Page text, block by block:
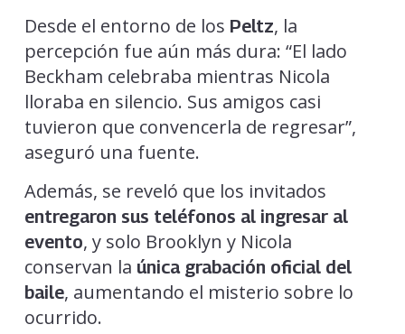
Desde el entorno de los Peltz, la
percepción fue aún más dura: “El lado
Beckham celebraba mientras Nicola
lloraba en silencio. Sus amigos casi
tuvieron que convencerla de regresar”,
aseguró una fuente.
Además, se reveló que los invitados
entregaron sus teléfonos al ingresar al
evento, y solo Brooklyn y Nicola
conservan la única grabación oficial del
baile, aumentando el misterio sobre lo
ocurrido.